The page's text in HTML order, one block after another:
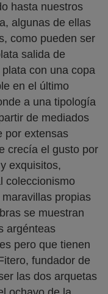
hasta nuestros
algunas de ellas
como pueden ser
salida de
con una copa
en el último
a una tipología
de mediados
por extensas
crecía el gusto por
exquisitos,
coleccionismo
propias
se muestran
argénteas
pero que tienen
fundador de
las dos arquetas